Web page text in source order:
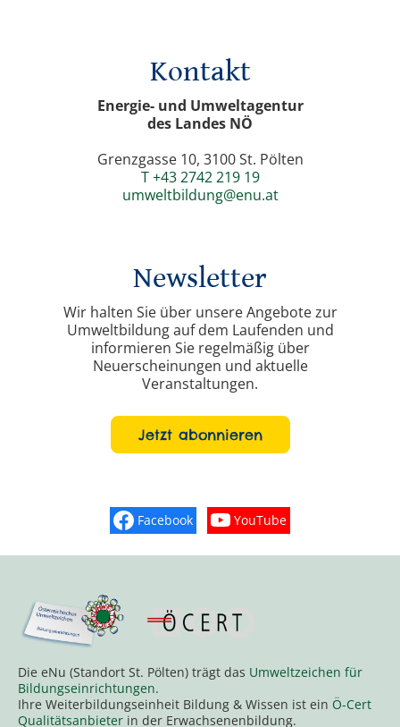
Kontakt
Energie- und Umweltagentur
des Landes NÖ
Grenzgasse 10, 3100 St. Pölten
T +43 2742 219 19
umweltbildung@enu.at
Newsletter
Wir halten Sie über unsere Angebote zur
Umweltbildung auf dem Laufenden und
informieren Sie regelmäßig über
Neuerscheinungen und aktuelle
Veranstaltungen.
Jetzt abonnieren
Finden Sie „So schmeckt
Facebook Sehen Sie mehr
YouTube
Die eNu (Standort St. Pölten) trägt das Umweltzeichen für
Bildungseinrichtungen.
Ihre Weiterbildungseinheit Bildung & Wissen ist ein Ö-Cert
Qualitätsanbieter in der Erwachsenenbildung.